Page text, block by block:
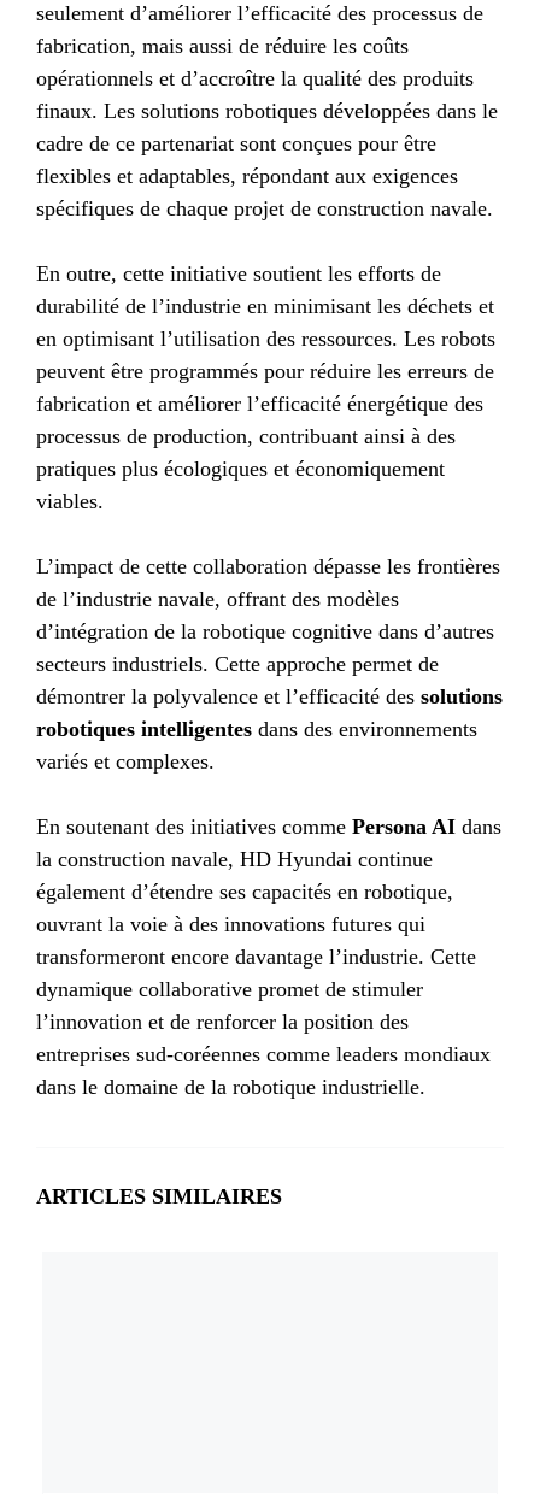
seulement d’améliorer l’efficacité des processus de
fabrication, mais aussi de réduire les coûts
opérationnels et d’accroître la qualité des produits
finaux. Les solutions robotiques développées dans le
cadre de ce partenariat sont conçues pour être
flexibles et adaptables, répondant aux exigences
spécifiques de chaque projet de construction navale.
En outre, cette initiative soutient les efforts de
durabilité de l’industrie en minimisant les déchets et
en optimisant l’utilisation des ressources. Les robots
peuvent être programmés pour réduire les erreurs de
fabrication et améliorer l’efficacité énergétique des
processus de production, contribuant ainsi à des
pratiques plus écologiques et économiquement
viables.
L’impact de cette collaboration dépasse les frontières
de l’industrie navale, offrant des modèles
d’intégration de la robotique cognitive dans d’autres
secteurs industriels. Cette approche permet de
démontrer la polyvalence et l’efficacité des solutions
robotiques intelligentes dans des environnements
variés et complexes.
En soutenant des initiatives comme Persona AI dans
la construction navale, HD Hyundai continue
également d’étendre ses capacités en robotique,
ouvrant la voie à des innovations futures qui
transformeront encore davantage l’industrie. Cette
dynamique collaborative promet de stimuler
l’innovation et de renforcer la position des
entreprises sud-coréennes comme leaders mondiaux
dans le domaine de la robotique industrielle.
ARTICLES SIMILAIRES